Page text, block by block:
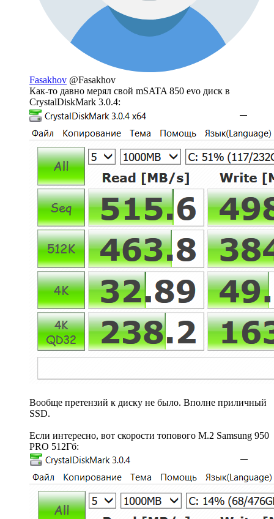
Fasakhov @Fasakhov
Как-то давно мерял свой mSATA 850 evo диск в
CrystalDiskMark 3.0.4:
Вообще претензий к диску не было. Вполне приличный
SSD.
Если интересно, вот скорости топового M.2 Samsung 950
PRO 512Гб: